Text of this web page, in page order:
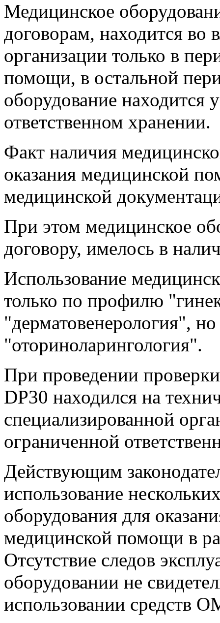
Медицинское
договорам, находится во
организации только в
помощи, в остальной
оборудование находится
ответственном хранении.
Факт наличия
оказания медицинской
медицинской
При этом медицинское
договору, имелось в
Использование
только по профилю
"дерматовенерология",
"оториноларингология".
При проведении
DP30 находился на
специализированной
ограниченной
Действующим
использование
оборудования для
медицинской помощи в
Отсутствие следов
оборудовании не
использовании средств